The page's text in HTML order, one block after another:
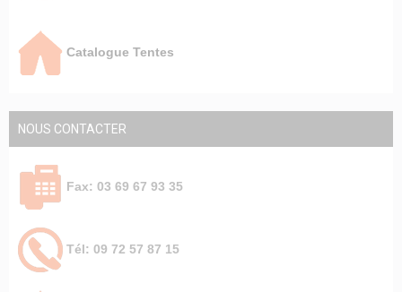
Catalogue Tentes
NOUS CONTACTER
Fax: 03 69 67 93 35
Tél: 09 72 57 87 15